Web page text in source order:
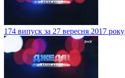
174 випуск за 27 вересня 2017 року